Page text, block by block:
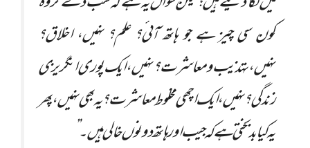
کون سی چیز ہے جو ہاتھ آئی؟ علم؟ نہیں، اخلاق؟
نہیں،تہذیب و معاشرت؟ نہیں، ایک پوری انگریزی
زندگی؟ نہیں، ایک اچھی مخلوط معاشرت؟ یہ بھی نہیں، پھر
یہ کیا بد بختی ہے کہ جیب اور ہاتھ دونوں خالی ہیں۔”